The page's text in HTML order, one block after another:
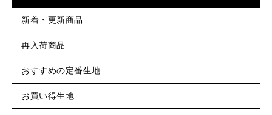
新着・更新商品
再入荷商品
おすすめの定番生地
お買い得生地